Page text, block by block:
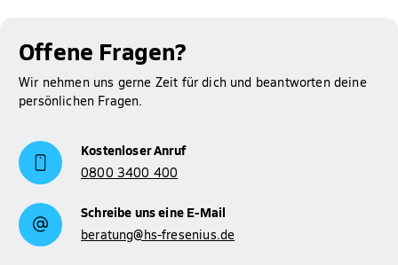
Offene Fragen?
Wir nehmen uns gerne Zeit für dich und beantworten deine
persönlichen Fragen.
Kostenloser Anruf
0800 3400 400
Schreibe uns eine E-Mail
beratung@hs-fresenius.de